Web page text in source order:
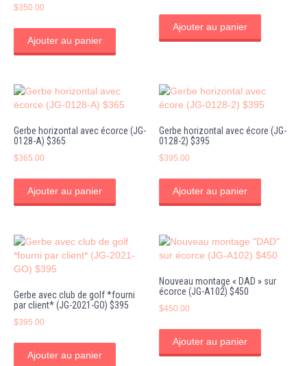
$350.00
Ajouter au panier
Ajouter au panier
Gerbe horizontal avec écorce (JG-
0128-A) $365
$365.00
Ajouter au panier
Gerbe horizontal avec écore (JG-
0128-2) $395
$395.00
Ajouter au panier
Gerbe avec club de golf *fourni
par client* (JG-2021-GO) $395
$395.00
Ajouter au panier
Nouveau montage « DAD » sur
écorce (JG-A102) $450
$450.00
Ajouter au panier